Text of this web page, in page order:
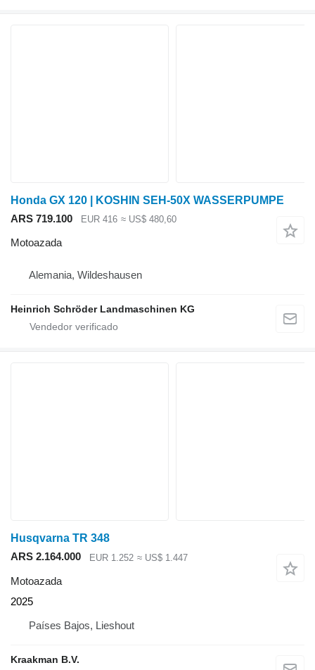
Honda GX 120 | KOSHIN SEH-50X WASSERPUMPE
ARS 719.100
EUR 416 ≈ US$ 480,60
Motoazada
Alemania, Wildeshausen
Heinrich Schröder Landmaschinen KG
Husqvarna TR 348
ARS 2.164.000
EUR 1.252 ≈ US$ 1.447
Motoazada
2025
Países Bajos, Lieshout
Kraakman B.V.